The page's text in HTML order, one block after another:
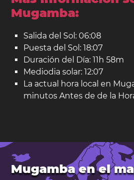
Mugamba:
Salida del Sol: 06:08
Puesta del Sol: 18:07
Duración del Día: 11h 58m
Mediodia solar: 12:07
La actual hora local en
minutos Antes de de la
Mugamba en el